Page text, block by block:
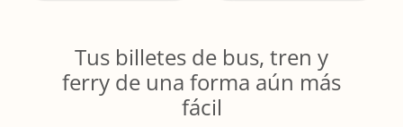
Tus billetes de bus, tren y
ferry de una forma aún más
fácil